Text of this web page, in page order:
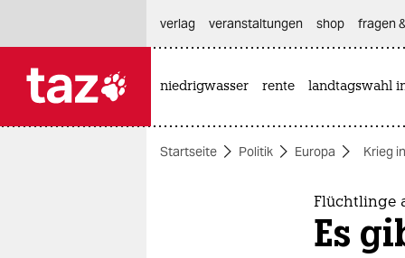
themen
verlag
veranstaltungen shop fragen
niedrigwasser rente landtagswahl
Startseite Politik Europa Krieg
Flüchtlinge
Es